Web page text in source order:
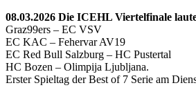
08.03.2026 Die ICEHL Viertelfinale
Graz99ers – EC VSV
EC KAC – Fehervar AV19
EC Red Bull Salzburg – HC Pustertal
HC Bozen – Olimpija Ljubljana.
Erster Spieltag der Best of 7 Serie am